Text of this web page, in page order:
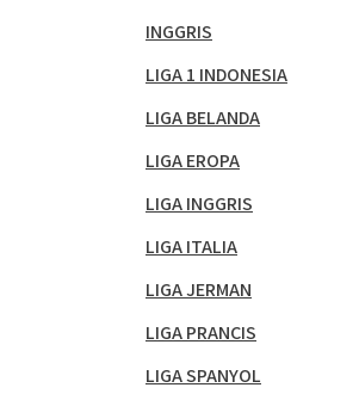
INGGRIS
LIGA 1 INDONESIA
LIGA BELANDA
LIGA EROPA
LIGA INGGRIS
LIGA ITALIA
LIGA JERMAN
LIGA PRANCIS
LIGA SPANYOL